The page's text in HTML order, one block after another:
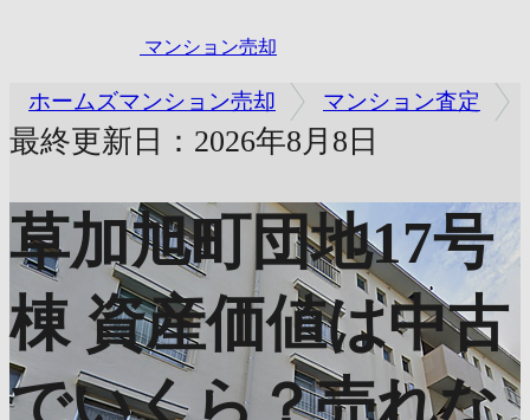
マンション売却
ホームズマンション売却 マンション査定
最終更新日：2026年8月8日
草加旭町団地17号
棟 資産価値は中古
でいくら？売れな